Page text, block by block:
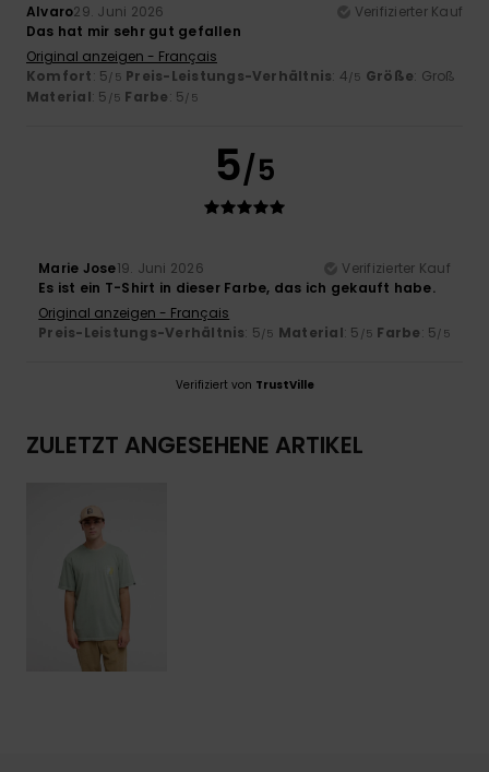
Alvaro29. Juni 2026
Verifizierter Kauf
Das hat mir sehr gut gefallen
Original anzeigen - Français
Komfort: 5/5 Preis-Leistungs-Verhältnis: 4/5 Größe: Groß
Material: 5 /5 Farbe: 5/5
5/5
Marie Jose19. Juni 2026
Verifizierter Kauf
Es ist ein T-Shirt in dieser Farbe, das ich gekauft habe.
Original anzeigen - Français
Preis-Leistungs-Verhältnis: 5/5 Material: 5 /5 Farbe: 5/5
Verifiziert von TrustVille
ZULETZT ANGESEHENE ARTIKEL